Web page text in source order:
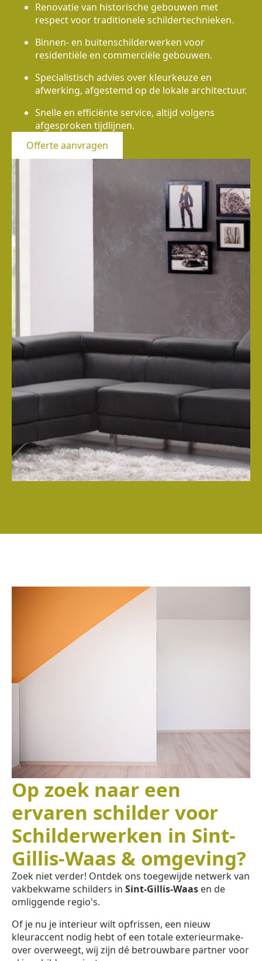
Renovatie van historische gebouwen met
respect voor traditionele schildertechnieken.
Binnen- en buitenschilderwerken voor
residentiële en commerciële gebouwen.
Specialistisch advies over kleurkeuze en
afwerking, afgestemd op de lokale architectuur.
Snelle en efficiënte service, altijd volgens
afgesproken tijdlijnen.
Offerte aanvragen
Op zoek naar een
ervaren schilder voor
Schilderwerken in Sint-
Gillis-Waas & omgeving?
Zoek niet verder! Ontdek ons toegewijde netwerk van
vakbekwame schilders in Sint-Gillis-Waas en de
omliggende regio's.
Of je nu je interieur wilt opfrissen, een nieuw
kleuraccent nodig hebt of een totale exterieurmake-
over overweegt, wij zijn dé betrouwbare partner voor